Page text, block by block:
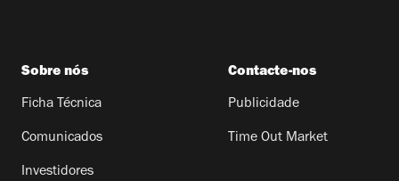
Sobre nós
Ficha Técnica
Comunicados
Investidores
Contacte-nos
Publicidade
Time Out Market